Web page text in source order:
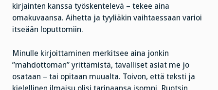
kirjainten kanssa työskentelevä – tekee aina
omakuvaansa. Aihetta ja tyyliäkin vaihtaessaan varioi
itseään loputtomiin.
Minulle kirjoittaminen merkitsee aina jonkin
”mahdottoman” yrittämistä, tavalliset asiat me jo
osataan – tai opitaan muualta. Toivon, että teksti ja